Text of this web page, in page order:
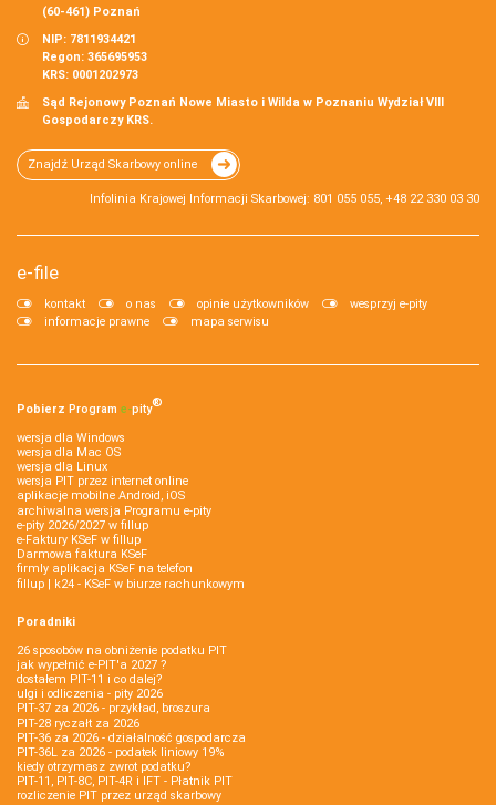
(60-461) Poznań
NIP: 7811934421
Regon: 365695953
KRS: 0001202973
Sąd Rejonowy Poznań Nowe Miasto i Wilda w Poznaniu Wydział VIII
Gospodarczy KRS.
Znajdź Urząd Skarbowy online
Infolinia Krajowej Informacji Skarbowej: 801 055 055, +48 22 330 03 30
e-file
kontakt o nas opinie użytkowników
wesprzyj e-pity
informacje prawne
mapa serwisu
Pobierz Program e‑pity®
wersja dla Windows
wersja dla Mac OS
wersja dla Linux
wersja PIT przez internet online
aplikacje mobilne Android, iOS
archiwalna wersja Programu e-pity
e-pity 2026/2027 w fillup
e‑Faktury KSeF w fillup
Darmowa faktura KSeF
firmly aplikacja KSeF na telefon
fillup | k24 - KSeF w biurze rachunkowym
Poradniki
26 sposobów na obniżenie podatku PIT
jak wypełnić e-PIT'a 2027 ?
dostałem PIT-11 i co dalej?
ulgi i odliczenia - pity 2026
PIT-37 za 2026 - przykład, broszura
PIT-28 ryczałt za 2026
PIT-36 za 2026 - działalność gospodarcza
PIT-36L za 2026 - podatek liniowy 19%
kiedy otrzymasz zwrot podatku?
PIT-11, PIT-8C, PIT-4R i IFT - Płatnik PIT
rozliczenie PIT przez urząd skarbowy